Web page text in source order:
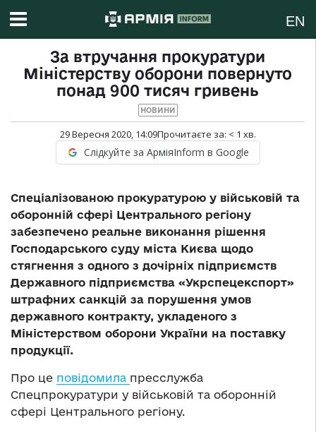
EN
За втручання прокуратури
Міністерству оборони повернуто
понад 900 тисяч гривень
НОВИНИ
29 Вересня 2020, 14:09Прочитаєте за: < 1 хв.
Слідкуйте за АрміяInform в Google
Спеціалізованою прокуратурою у військовій та
оборонній сфері Центрального регіону
забезпечено реальне виконання рішення
Господарського суду міста Києва щодо
стягнення з одного з дочірніх підприємств
Державного підприємства «Укрспецекспорт»
штрафних санкцій за порушення умов
державного контракту, укладеного з
Міністерством оборони України на поставку
продукції.
Про це повідомила пресслужба
Спецпрокуратури у військовій та оборонній
сфері Центрального регіону.